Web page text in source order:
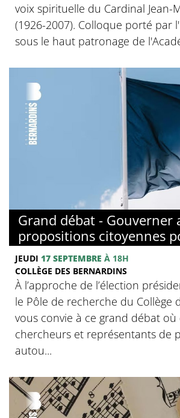
voix spirituelle du Cardinal Jean-
(1926-2007). Colloque porté par
sous le haut patronage de
Grand débat - Gouverner
propositions citoyennes
JEUDI 17 SEPTEMBRE À 18H
COLLÈGE DES BERNARDINS
À l’approche de l’élection
le Pôle de recherche du Collège
vous convie à ce grand débat
chercheurs et représentants de
autou...